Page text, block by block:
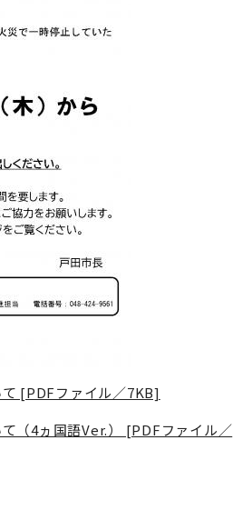
[PDFファイル／7KB]
（4ヵ国語Ver.） [PDFファイル／